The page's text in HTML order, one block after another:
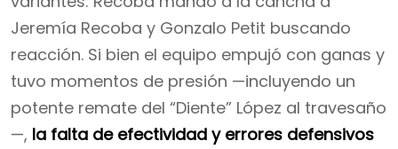
Jeremía Recoba y Gonzalo Petit buscando
reacción. Si bien el equipo empujó con ganas y
tuvo momentos de presión —incluyendo un
potente remate del “Diente” López al travesaño
—, la falta de efectividad y errores defensivos